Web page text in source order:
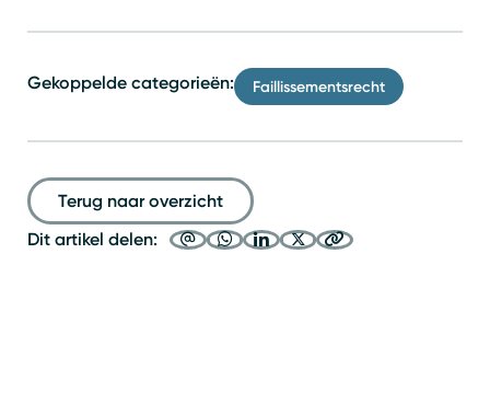
Gekoppelde categorieën: Faillissementsrecht
Terug naar overzicht
Dit artikel delen: